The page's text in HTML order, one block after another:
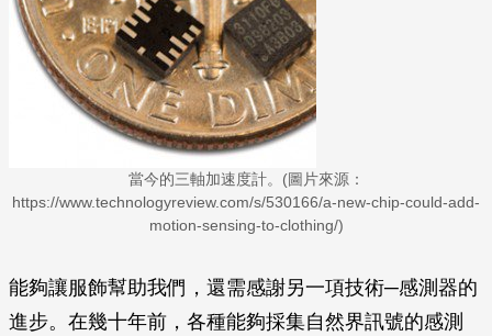
當今的三軸加速度計。(圖片來源：
https://www.technologyreview.com/s/530166/a-new-chip-could-add-
motion-sensing-to-clothing/)
能夠讓服飾幫助我們，還需感謝另一項技術─感測器的
進步。在幾十年前，各種能夠採集自然界訊號的感測